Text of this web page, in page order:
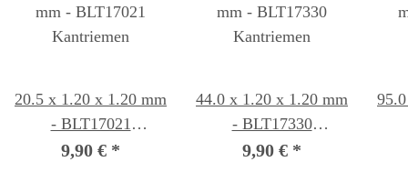
20.5 x 1.20 x 1.20 mm
- BLT17021
Kantriemen
9,90 € *
44.0 x 1.20 x 1.20 mm
- BLT17330
Kantriemen
9,90 € *